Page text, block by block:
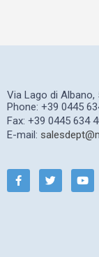
Via Lago di Albano,
Phone: +39 0445
Fax: +39 0445 634
E-mail: